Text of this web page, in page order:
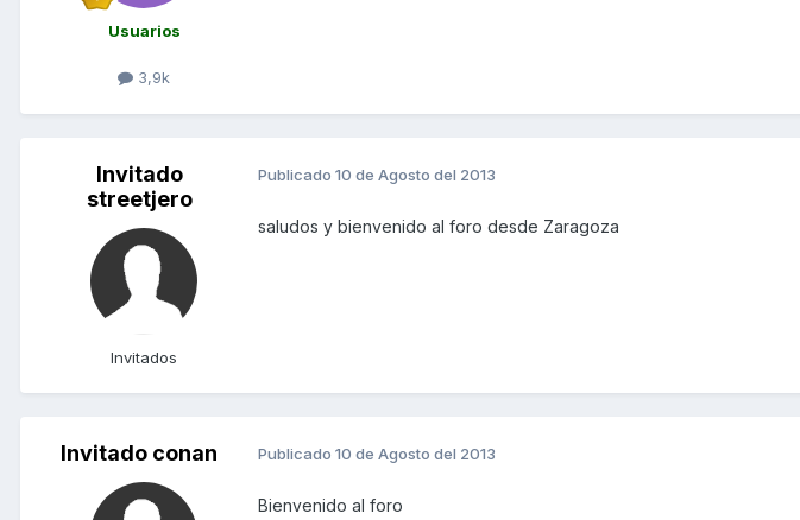
Usuarios
3,9k
Invitado
streetjero
Invitados
Publicado 10 de Agosto del 2013
saludos y bienvenido al foro desde Zaragoza
Invitado conan Publicado 10 de Agosto del 2013
Bienvenido al foro